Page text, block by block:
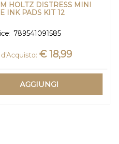
HOLTZ DISTRESS MINI
INK PADS KIT 12
789541091585
€ 18,99
AGGIUNGI